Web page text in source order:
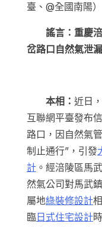
臺、@全國南陽）
謠言：重慶
岔路口自然氣泄
本相： 近日
互聯網平臺發布
路口，因自然氣
制止通行”，引發
計 。經涪陵區馬
然氣公司對馬武
屬地綠裝修設計
臨 日式住宅設計